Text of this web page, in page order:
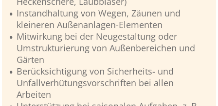
Instandhaltung von Wegen, Zäunen und
kleineren Außenanlagen-Elementen
Mitwirkung bei der Neugestaltung oder
Umstrukturierung von Außenbereichen und
Gärten
Berücksichtigung von Sicherheits- und
Unfallverhütungsvorschriften bei allen
Arbeiten